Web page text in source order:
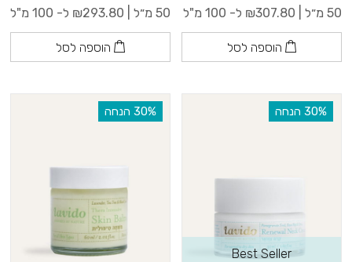
50 מ״ל | ₪307.80 ל- 100 מ"ל
הוספה לסל
50 מ״ל | ₪293.80 ל- 100 מ"ל
הוספה לסל
‫30% הנחה
Best Seller
‫30% הנחה